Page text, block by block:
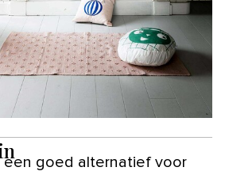
een goed alternatief voor